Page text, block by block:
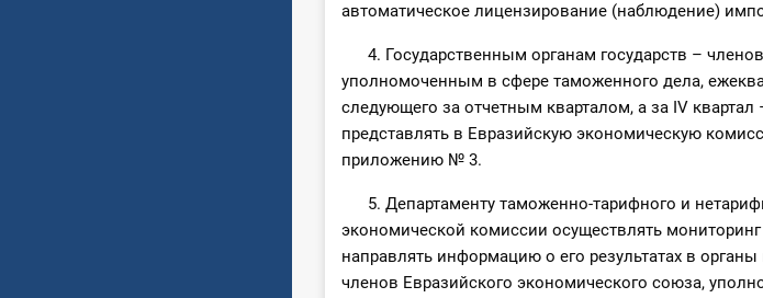
автоматическое лицензирование (наблюдение)
4. Государственным органам государств –
уполномоченным в сфере таможенного дела,
следующего за отчетным кварталом, а за IV
представлять в Евразийскую экономическую
приложению № 3.
5. Департаменту таможенно-тарифного и
экономической комиссии осуществлять
направлять информацию о его результатах в органы
членов Евразийского экономического союза,